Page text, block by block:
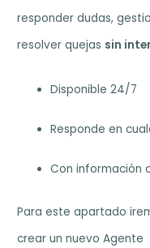
responder dudas,
resolver quejas sin
Disponible 24/7
Responde en
Con información
Para este apartado
crear un nuevo Agente